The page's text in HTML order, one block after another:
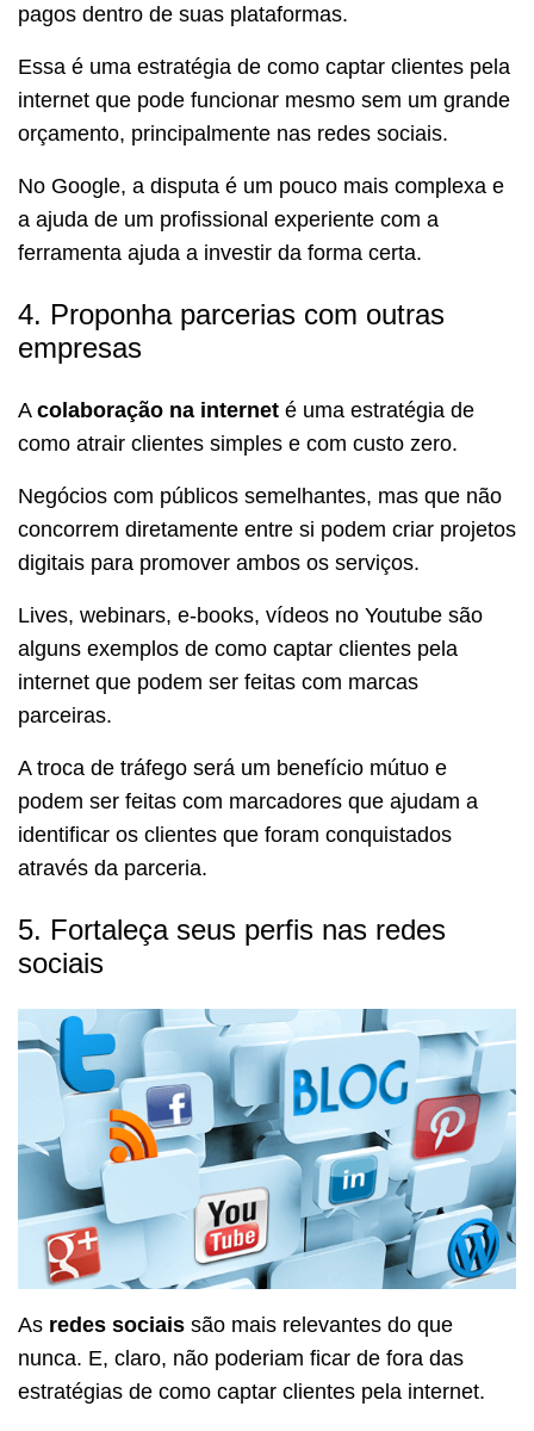
pagos dentro de suas plataformas.
Essa é uma estratégia de como captar clientes pela
internet que pode funcionar mesmo sem um grande
orçamento, principalmente nas redes sociais.
No Google, a disputa é um pouco mais complexa e
a ajuda de um profissional experiente com a
ferramenta ajuda a investir da forma certa.
4. Proponha parcerias com outras
empresas
A colaboração na internet é uma estratégia de
como atrair clientes simples e com custo zero.
Negócios com públicos semelhantes, mas que não
concorrem diretamente entre si podem criar projetos
digitais para promover ambos os serviços.
Lives, webinars, e-books, vídeos no Youtube são
alguns exemplos de como captar clientes pela
internet que podem ser feitas com marcas
parceiras.
A troca de tráfego será um benefício mútuo e
podem ser feitas com marcadores que ajudam a
identificar os clientes que foram conquistados
através da parceria.
5. Fortaleça seus perfis nas redes
sociais
As redes sociais são mais relevantes do que
nunca. E, claro, não poderiam ficar de fora das
estratégias de como captar clientes pela internet.